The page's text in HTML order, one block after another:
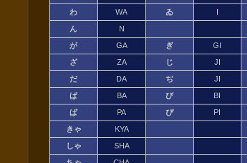
わ
WA ゐ I
ん
N
が
GA ぎ GI
ざ
ZA じ JI
だ
DA ぢ JI
ば
BA び BI
ぱ
PA ぴ PI
きゃ
KYA
しゃ
SHA